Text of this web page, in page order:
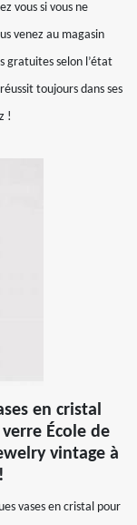
vous si vous ne
venez au magasin
gratuites selon l’état
toujours dans ses
!
en cristal
École de
vintage à
vases en cristal pour